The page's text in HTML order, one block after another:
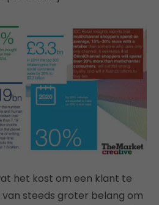
het kost om een klant te
steeds groter belang om